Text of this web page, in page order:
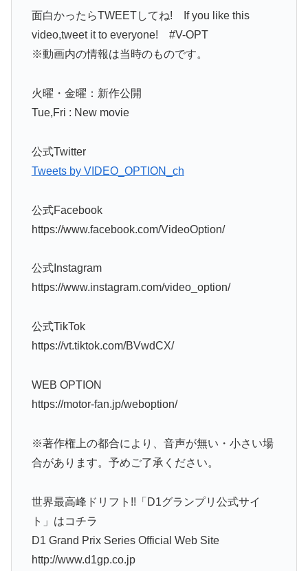
面白かったらTWEETしてね! If you like this
video,tweet it to everyone! #V-OPT
※動画内の情報は当時のものです。
火曜・金曜：新作公開
Tue,Fri : New movie
公式Twitter
Tweets by VIDEO_OPTION_ch
公式Facebook
https://www.facebook.com/VideoOption/
公式Instagram
https://www.instagram.com/video_option/
公式TikTok
https://vt.tiktok.com/BVwdCX/
WEB OPTION
https://motor-fan.jp/weboption/
※著作権上の都合により、音声が無い・小さい場
合があります。予めご了承ください。
世界最高峰ドリフト!!「D1グランプリ公式サイ
ト」はコチラ
D1 Grand Prix Series Official Web Site
http://www.d1gp.co.jp